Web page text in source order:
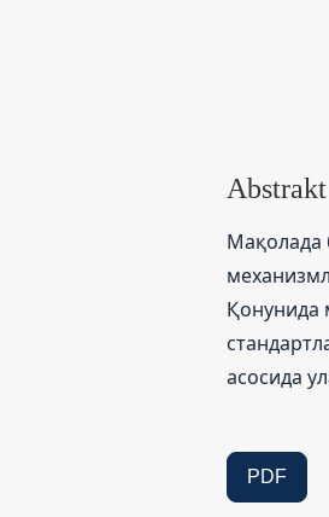
Abstrakt
Мақолада
Қонунида
асосида
PDF